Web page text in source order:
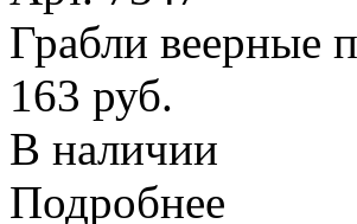
Грабли веерные
163 руб.
В наличии
Подробнее